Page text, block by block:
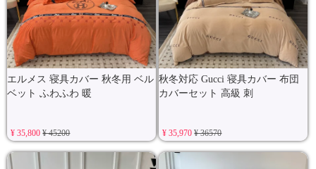
エルメス 寝具カバー 秋冬用 ベル
ベット ふわふわ 暖
¥ 35,800¥ 45200
秋冬対応 Gucci 寝具カバー 布団
カバーセット 高級 刺
¥ 35,970¥ 36570